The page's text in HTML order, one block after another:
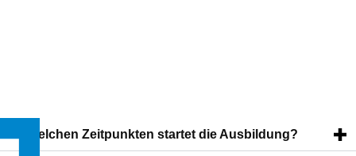
Zu welchen Zeitpunkten startet die Ausbildung?